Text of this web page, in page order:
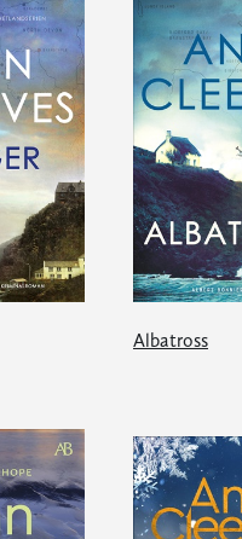
Albatross